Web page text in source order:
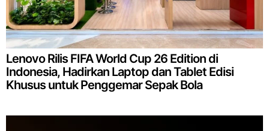
Lenovo Rilis FIFA World Cup 26 Edition di
Indonesia, Hadirkan Laptop dan Tablet Edisi
Khusus untuk Penggemar Sepak Bola